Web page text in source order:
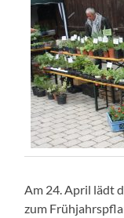
Am 24. April lädt
zum